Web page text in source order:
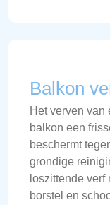
Balkon
Het verven van
balkon een
beschermt
grondige
loszittende
borstel en